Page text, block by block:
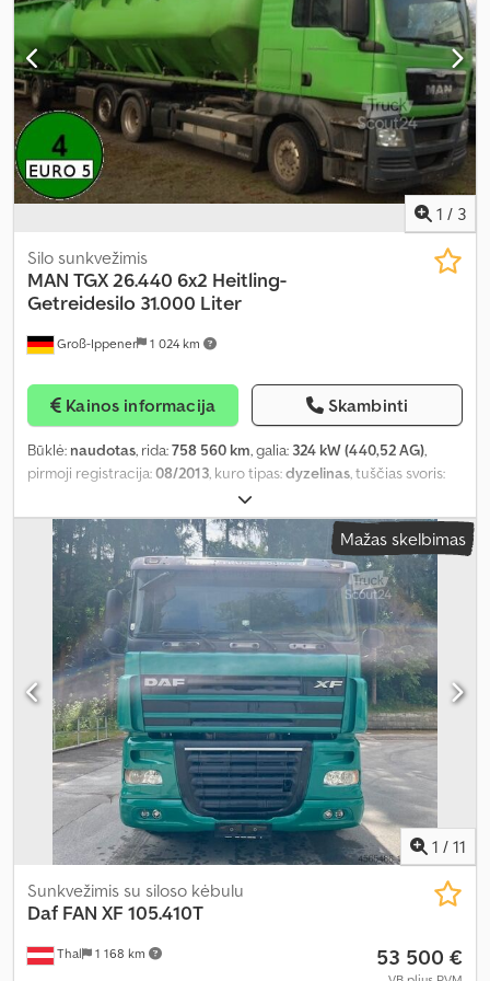
1 / 3
Groß-Ippener 1 024 km
Silo sunkvežimis
MAN TGX 26.440 6x2 Heitling-
Getreidesilo 31.000 Liter
Kainos informacija Skambinti
Būklė: naudotas, rida:758 560 km, galia: 324 kW (440,52 AG),
pirmoji registracija:08/2013, kuro tipas:dyzelinas, tuščias svoris:
, didžiausias leistinas svoris:
26 000 kg, ašių konfigūracija:6x2, ratų bazė:4 800 mm, spalva:
žalia , vairuotojo kabina:miegamoji kabina
, pavaros tipas:
automatinis, emisijos klasė:Euro 5, Įranga:ABS, autonominis
šildytuvas, oro kondicionavimas, priekabos jungtis,
Mažas skelbimas
1 / 11
Thal 1 168 km
Sunkvežimis su siloso kėbulu
Daf FAN XF 105.410T
53 500 €